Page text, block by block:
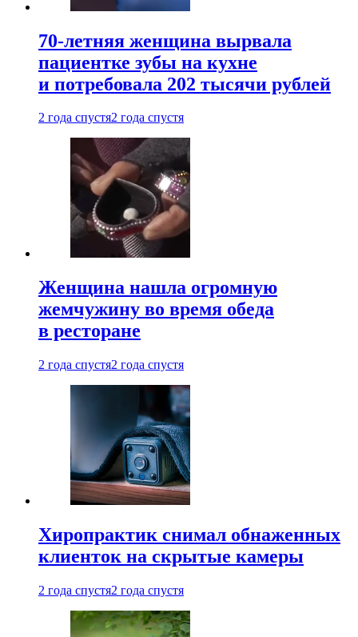
70-летняя женщина вырвала
пациентке зубы на кухне
и потребовала 202 тысячи рублей
2 года спустя2 года спустя
Женщина нашла огромную
жемчужину во время обеда
в ресторане
2 года спустя2 года спустя
Хиропрактик снимал обнаженных
клиенток на скрытые камеры
2 года спустя2 года спустя